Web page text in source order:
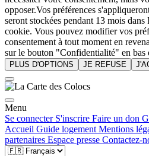
opposer.Vos préférences
seront stockées pendant 13 mois
cookie. Vous pouvez modifier vos
consentement à tout moment en
sur le bouton "Confidentialité" en bas
PLUS D'OPTIONS JE REFUSE
Menu
Se connecter S'inscrire Faire un don
Accueil Guide logement Mentions
partenaires Espace presse Contactez-